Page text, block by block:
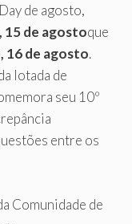
de agosto,
15 de agostoque
16 de agosto.
lotada de
seu 10º
entre os
Comunidade de